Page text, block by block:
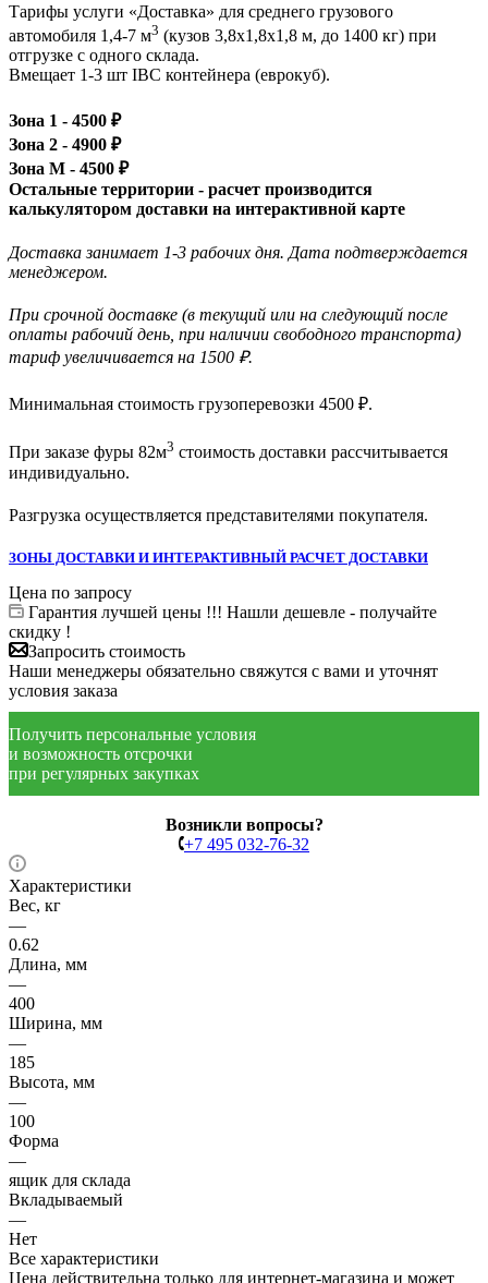
Тарифы услуги «Доставка» для среднего грузового
автомобиля 1,4-7 м3 (кузов 3,8x1,8x1,8 м, до 1400 кг) при
отгрузке с одного склада.
Вмещает 1-3 шт IBC контейнера (еврокуб).
Зона 1 - 4500 ₽
Зона 2 - 4900 ₽
Зона М - 4500 ₽
Остальные территории - расчет производится
калькулятором доставки на интерактивной карте
Доставка занимает 1-3 рабочих дня. Дата подтверждается
менеджером.
При срочной доставке (в текущий или на следующий после
оплаты рабочий день, при наличии свободного транспорта)
тариф увеличивается на 1500 ₽.
Минимальная стоимость грузоперевозки 4500 ₽.
При заказе фуры 82м3 стоимость доставки рассчитывается
индивидуально.
Разгрузка осуществляется представителями покупателя.
ЗОНЫ ДОСТАВКИ И ИНТЕРАКТИВНЫЙ РАСЧЕТ ДОСТАВКИ
Цена по запросу
Гарантия лучшей цены !!! Нашли дешевле - получайте
скидку !
Запросить стоимость
Наши менеджеры обязательно свяжутся с вами и уточнят
условия заказа
Получить персональные условия
и возможность отсрочки
при регулярных закупках
Возникли вопросы?
+7 495 032-76-32
Характеристики
Вес, кг
—
0.62
Длина, мм
—
400
Ширина, мм
—
185
Высота, мм
—
100
Форма
—
ящик для склада
Вкладываемый
—
Нет
Все характеристики
Цена действительна только для интернет-магазина и может